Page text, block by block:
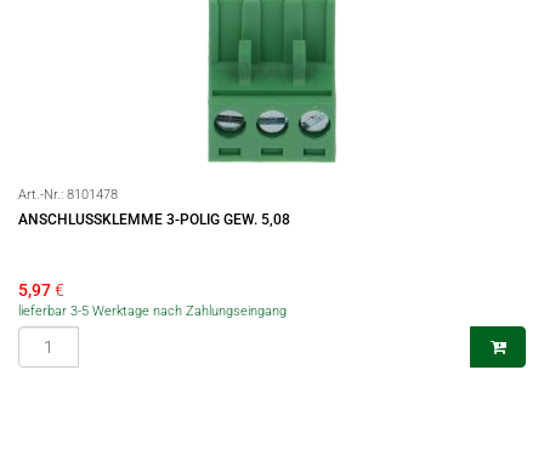
Art.-Nr.: 8101478
ANSCHLUSSKLEMME 3-POLIG GEW. 5,08
5,97€
lieferbar 3-5 Werktage nach Zahlungseingang